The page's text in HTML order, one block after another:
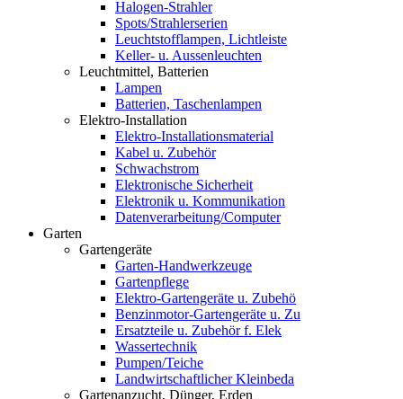
Halogen-Strahler
Spots/Strahlerserien
Leuchtstofflampen, Lichtleiste
Keller- u. Aussenleuchten
Leuchtmittel, Batterien
Lampen
Batterien, Taschenlampen
Elektro-Installation
Elektro-Installationsmaterial
Kabel u. Zubehör
Schwachstrom
Elektronische Sicherheit
Elektronik u. Kommunikation
Datenverarbeitung/Computer
Garten
Gartengeräte
Garten-Handwerkzeuge
Gartenpflege
Elektro-Gartengeräte u. Zubehö
Benzinmotor-Gartengeräte u. Zu
Ersatzteile u. Zubehör f. Elek
Wassertechnik
Pumpen/Teiche
Landwirtschaftlicher Kleinbeda
Gartenanzucht, Dünger, Erden